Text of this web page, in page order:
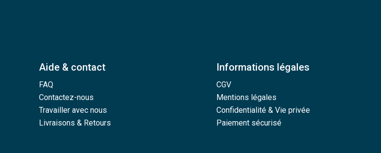
Aide & contact
FAQ
Contactez-nous
Travailler avec nous
Livraisons & Retours
Informations légales
CGV
Mentions légales
Confidentialité & Vie privée
Paiement sécurisé